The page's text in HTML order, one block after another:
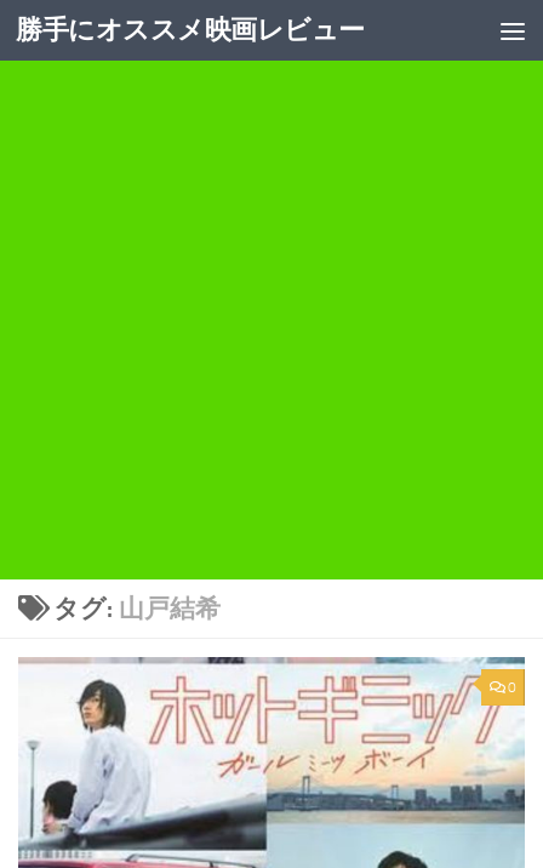
コンテンツへスキップ
勝手にオススメ映画レビュー
タグ: 山戸結希
0